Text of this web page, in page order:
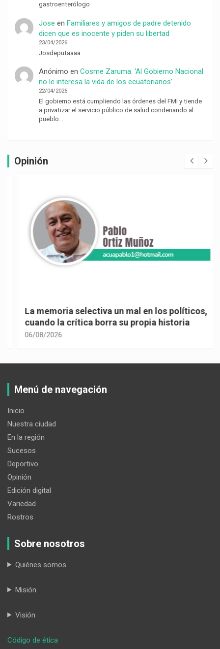
gastroenterólogo
Jose en Familiares y amigos de padre detenido
dicen que es inocente y piden su libertad
23/04/2026
Josdeputaaaa
Anónimo en Cosme Zaruma: ‘Al Gobierno Nacional
no le interesa la vida de los ecuatorianos’
22/04/2026
El gobierno está cumpliendo las órdenes del FMI y tiende
a privatizar el servicio público de salud condenando al
pueblo…
Opinión
La memoria selectiva un mal en los políticos,
cuando la crítica borra su propia historia
06/08/2026
Menú de navegación
Inicio
Nuestra ciudad
En la región
Sucesos
Deportivo
Opinión
Edición digital
Variedad
Rostros
Sobre nosotros
Quiénes somos
Misión
Visión
Código de ética